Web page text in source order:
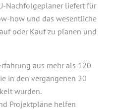
Nachfolgeplaner liefert für
how und das wesentliche
oder Kauf zu planen und
aus mehr als 120
in den vergangenen 20
wurden.
Projektpläne helfen